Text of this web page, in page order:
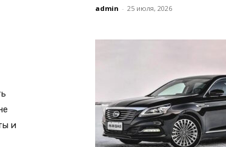
и
admin - 25 июля, 2026